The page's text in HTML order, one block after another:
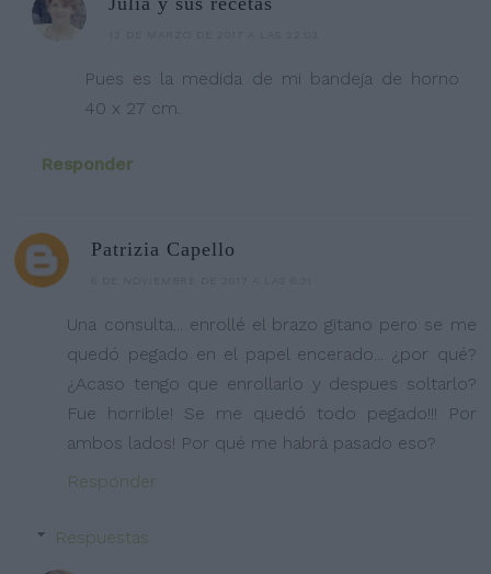
Pues es la medida de mi bandeja de horno
40 x 27 cm.
Responder
Patrizia Capello
Una consulta... enrollé el brazo gitano pero se me
quedó pegado en el papel encerado... ¿por qué?
¿Acaso tengo que enrollarlo y despues soltarlo?
Fue horrible! Se me quedó todo pegado!!! Por
ambos lados! Por qué me habrá pasado eso?
Responder
Respuestas